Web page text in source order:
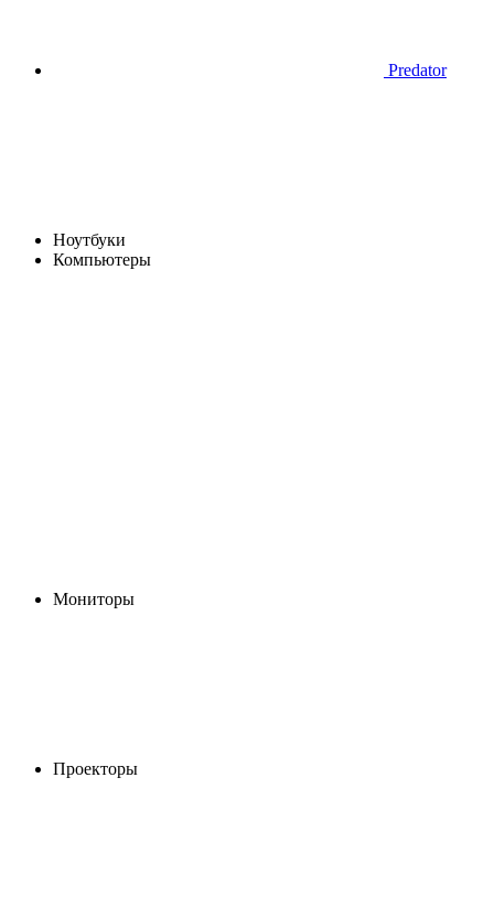
Predator
Ноутбуки
Компьютеры
Мониторы
Проекторы